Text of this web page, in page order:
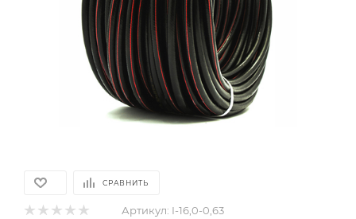
СРАВНИТЬ
Артикул: I-16,0-0,63